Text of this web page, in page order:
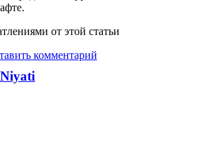
от этой статьи
комментарий
Niyati